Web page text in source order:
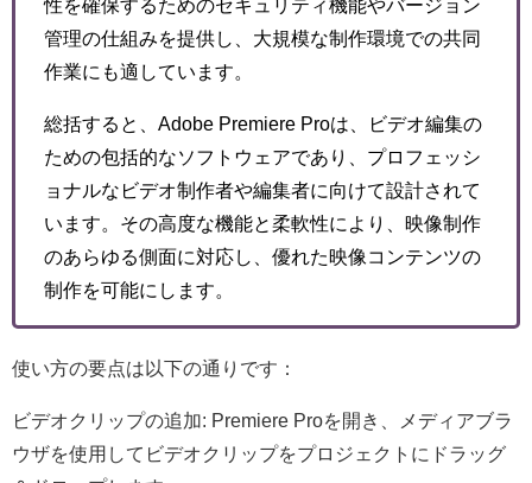
性を確保するためのセキュリティ機能やバージョン
管理の仕組みを提供し、大規模な制作環境での共同
作業にも適しています。
総括すると、Adobe Premiere Proは、ビデオ編集の
ための包括的なソフトウェアであり、プロフェッシ
ョナルなビデオ制作者や編集者に向けて設計されて
います。その高度な機能と柔軟性により、映像制作
のあらゆる側面に対応し、優れた映像コンテンツの
制作を可能にします。
使い方の要点は以下の通りです：
ビデオクリップの追加: Premiere Proを開き、メディアブラ
ウザを使用してビデオクリップをプロジェクトにドラッグ